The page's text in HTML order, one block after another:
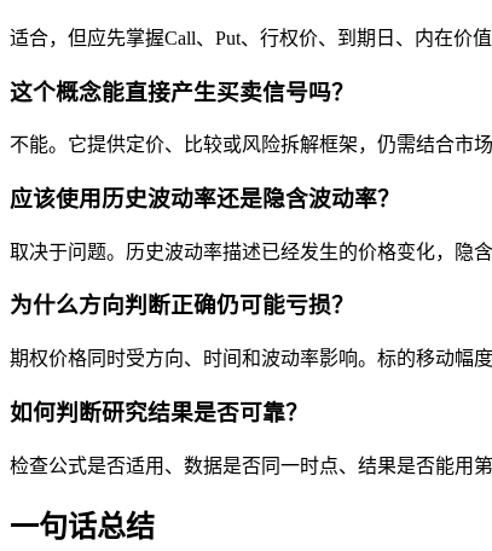
适合，但应先掌握Call、Put、行权价、到期日、内在价
这个概念能直接产生买卖信号吗？
不能。它提供定价、比较或风险拆解框架，仍需结合市
应该使用历史波动率还是隐含波动率？
取决于问题。历史波动率描述已经发生的价格变化，隐
为什么方向判断正确仍可能亏损？
期权价格同时受方向、时间和波动率影响。标的移动幅
如何判断研究结果是否可靠？
检查公式是否适用、数据是否同一时点、结果是否能用
一句话总结